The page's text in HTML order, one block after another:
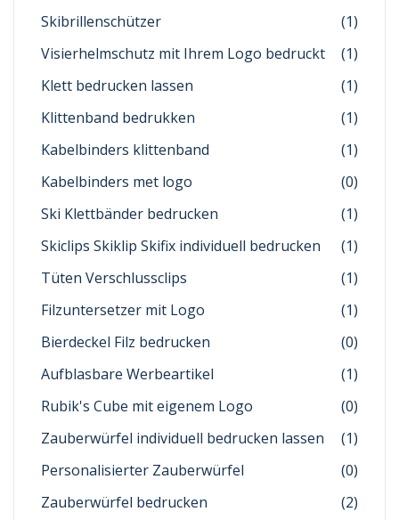
Skibrillenschützer
(1)
Visierhelmschutz mit Ihrem Logo bedruckt
(1)
Klett bedrucken lassen
(1)
Klittenband bedrukken
(1)
Kabelbinders klittenband
(1)
Kabelbinders met logo
(0)
Ski Klettbänder bedrucken
(1)
Skiclips Skiklip Skifix individuell bedrucken
(1)
Tüten Verschlussclips
(1)
Filzuntersetzer mit Logo
(1)
Bierdeckel Filz bedrucken
(0)
Aufblasbare Werbeartikel
(1)
Rubik's Cube mit eigenem Logo
(0)
Zauberwürfel individuell bedrucken lassen
(1)
Personalisierter Zauberwürfel
(0)
Zauberwürfel bedrucken
(2)